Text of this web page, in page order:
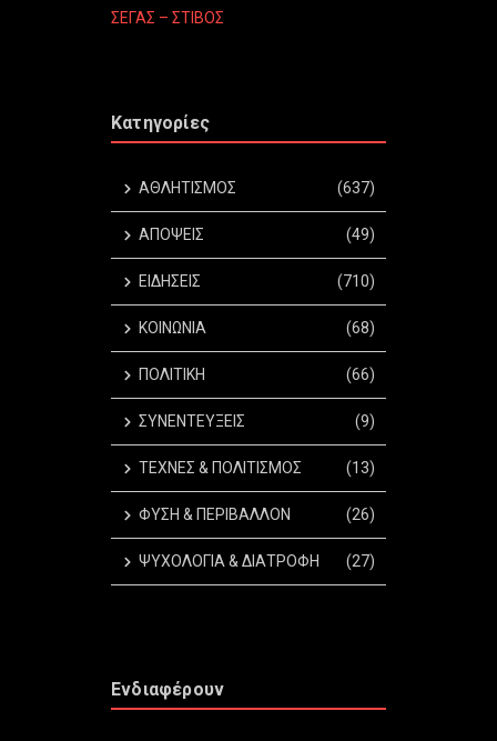
ΣΕΓΑΣ – ΣΤΙΒΟΣ
Κατηγορίες
ΑΘΛΗΤΙΣΜΟΣ (637)
ΑΠΟΨΕΙΣ (49)
ΕΙΔΗΣΕΙΣ (710)
ΚΟΙΝΩΝΙΑ (68)
ΠΟΛΙΤΙΚΗ (66)
ΣΥΝΕΝΤΕΥΞΕΙΣ (9)
ΤΕΧΝΕΣ & ΠΟΛΙΤΙΣΜΟΣ (13)
ΦΥΣΗ & ΠΕΡΙΒΑΛΛΟΝ (26)
ΨΥΧΟΛΟΓΙΑ & ΔΙΑΤΡΟΦΗ (27)
Ενδιαφέρουν